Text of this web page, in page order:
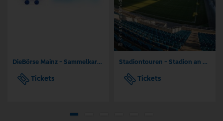
DieBörse Mainz - Sammelkarten Börse TCG
Tickets
Stadiontouren - Stadion an der Gellertstraße Chemnitz
Tickets